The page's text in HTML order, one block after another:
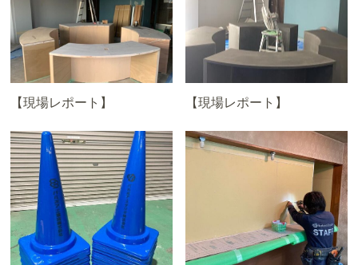
【現場レポート】 【現場レポート】